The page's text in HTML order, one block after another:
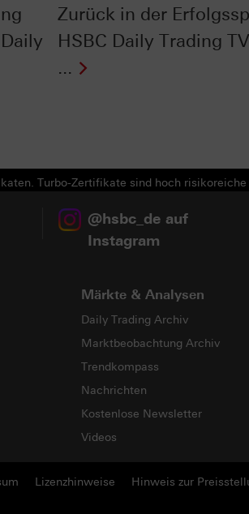
Zurück in der
HSBC Daily Trading TV
...
Turbo-Zertifikate sind hoch
@hsbc_de auf
Instagram
Märkte & Analysen
Daily Trading Archiv
Marktbeobachtung Archiv
Trendkompass
Nachrichten
Kostenlose Newsletter
Videos
Lizenzhinweise
Hinweis zur